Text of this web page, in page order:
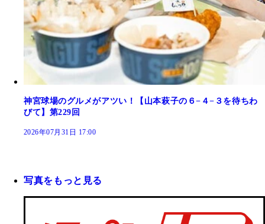
神宮球場のグルメがアツい！【山本萩子の６−４−３を待ちわ
びて】第229回
2026年07月31日 17:00
写真をもっと見る